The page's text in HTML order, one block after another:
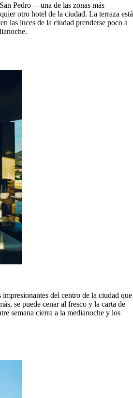
Pedro —una de las zonas más
otro hotel de la ciudad. La terraza está
las luces de la ciudad prenderse poco a
del centro de la ciudad que
se puede cenar al fresco y la carta de
semana cierra a la medianoche y los